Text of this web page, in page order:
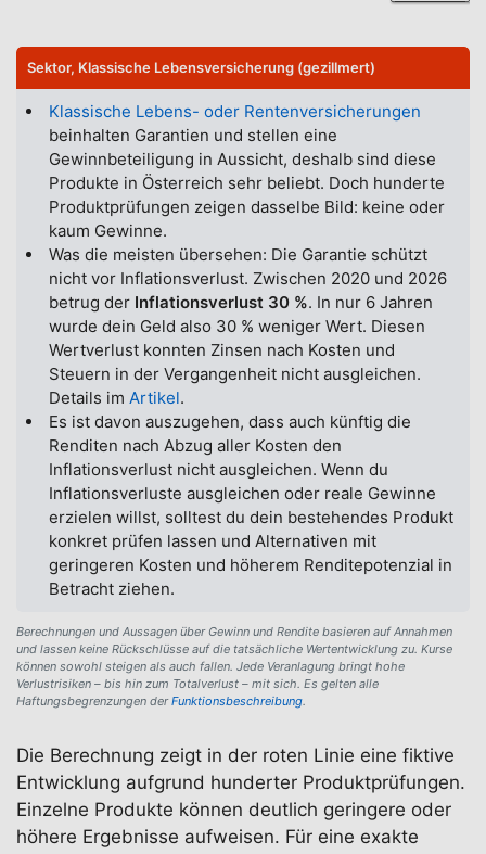
Sektor, Klassische Lebensversicherung (gezillmert)
Klassische Lebens- oder Rentenversicherungen
beinhalten Garantien und stellen eine
Gewinnbeteiligung in Aussicht, deshalb sind diese
Produkte in Österreich sehr beliebt. Doch hunderte
Produktprüfungen zeigen dasselbe Bild: keine oder
kaum Gewinne.
Was die meisten übersehen: Die Garantie schützt
nicht vor Inflationsverlust. Zwischen 2020 und 2026
betrug der Inflationsverlust 30 %. In nur 6 Jahren
wurde dein Geld also 30 % weniger Wert. Diesen
Wertverlust konnten Zinsen nach Kosten und
Steuern in der Vergangenheit nicht ausgleichen.
Details im Artikel.
Es ist davon auszugehen, dass auch künftig die
Renditen nach Abzug aller Kosten den
Inflationsverlust nicht ausgleichen. Wenn du
Inflationsverluste ausgleichen oder reale Gewinne
erzielen willst, solltest du dein bestehendes Produkt
konkret prüfen lassen und Alternativen mit
geringeren Kosten und höherem Renditepotenzial in
Betracht ziehen.
Berechnungen und Aussagen über Gewinn und Rendite basieren auf Annahmen
und lassen keine Rückschlüsse auf die tatsächliche Wertentwicklung zu. Kurse
können sowohl steigen als auch fallen. Jede Veranlagung bringt hohe
Verlustrisiken – bis hin zum Totalverlust – mit sich. Es gelten alle
Haftungsbegrenzungen derFunktionsbeschreibung.
Die Berechnung zeigt in der roten Linie eine fiktive
Entwicklung aufgrund hunderter Produktprüfungen.
Einzelne Produkte können deutlich geringere oder
höhere Ergebnisse aufweisen. Für eine exakte